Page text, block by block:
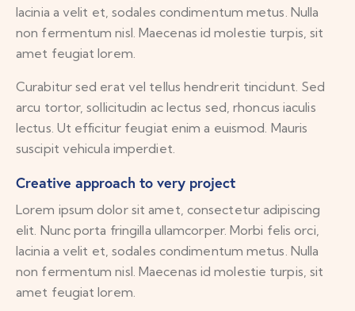
lacinia a velit et, sodales condimentum metus. Nulla
non fermentum nisl. Maecenas id molestie turpis, sit
amet feugiat lorem.
Curabitur sed erat vel tellus hendrerit tincidunt. Sed
arcu tortor, sollicitudin ac lectus sed, rhoncus iaculis
lectus. Ut efficitur feugiat enim a euismod. Mauris
suscipit vehicula imperdiet.
Creative approach to very project
Lorem ipsum dolor sit amet, consectetur adipiscing
elit. Nunc porta fringilla ullamcorper. Morbi felis orci,
lacinia a velit et, sodales condimentum metus. Nulla
non fermentum nisl. Maecenas id molestie turpis, sit
amet feugiat lorem.